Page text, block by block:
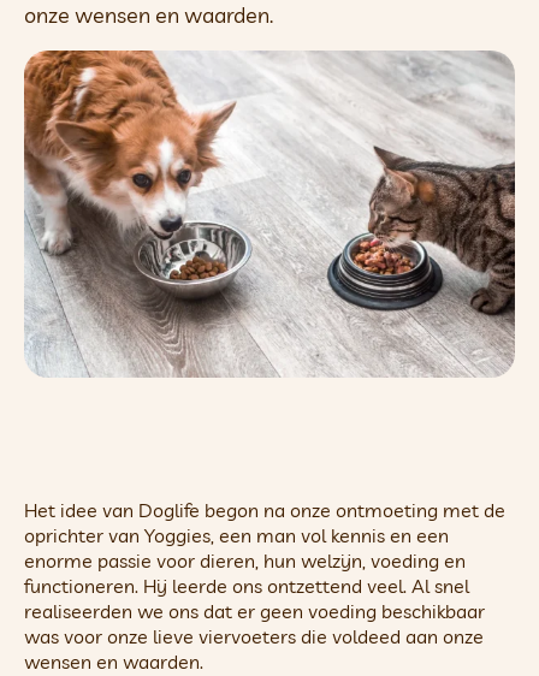
onze wensen en waarden.
Het idee van Doglife begon na onze ontmoeting met de
oprichter van Yoggies, een man vol kennis en een
enorme passie voor dieren, hun welzijn, voeding en
functioneren. Hij leerde ons ontzettend veel. Al snel
realiseerden we ons dat er geen voeding beschikbaar
was voor onze lieve viervoeters die voldeed aan onze
wensen en waarden.